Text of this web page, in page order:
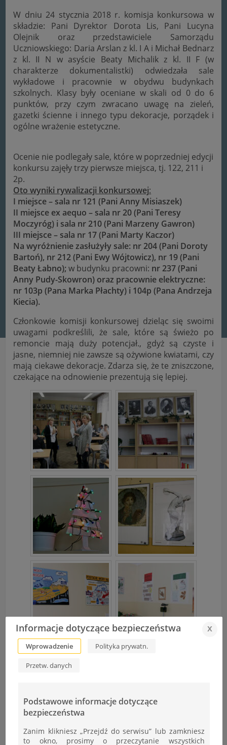
W dniu 24 stycznia 2018 r. komisja konkursowa w
składzie: Pani Dyrektor Dorota Lis, Pani Lucyna
Olejnik oraz przedstawiciele Samorządu
Uczniowskiego: Daria Arslan z kl. I A i Michał Bednarz
z kl. II N w asyście Beaty Michalik z kl. II F (w
charakterze dokumentalistki) odwiedzała sale
wykładowe i pracownie w obydwu budynkach
szkolnych. Klasy były oceniane w skali od 0 do 6
punktów, przy czym zwracano uwagę na zieleń,
gazetki ścienne i innego typu dekoracje, porządek i
ogólne wrażenie estetyczne.
Ocenie nie podlegały sale, które w poprzedniej edycji
konkursu zajęły trzy pierwsze miejsca, tj. 122, 211 i
2p.
Oto wyniki rywalizacji konkursowej:
I miejsce – sala nr 121 (Pani Anny Misiaszek)
II miejsce ex aequo – sala nr 20 (Pani Teresy
Moczyróg) i sala nr 210 (Pani Marzeny Gawron)
III miejsce – sala nr 17 (Pani Marty Kaczor)
Na wyróżnienie zasłużyły sale: nr 204 (Pani Doroty
Bartoń), nr 212 (Pani Ewy Wójtowicz), nr 19 (Pani
Beaty Łabno);w budynku pracowni: nr 237 (Pani
Anny Pudy-Skowron) oraz pracownie elektryczne:
nr 103p (Pana Marka Płachty) i 104p (Pana Andrzeja
Kiecia).
Członkowie komisji konkursowej dzieląc się swoimi
uwagami podkreślili, że sale, które są świeżo po
remoncie mają duży potencjał., gdyż są czyste i
jasne, niemniej nie zawsze są ożywione kwiatami, czy
mają ciekawe dekoracje. Zdarza się, że te zniszczone,
czekające na odnowienie prezentują się lepiej.
Informacje dotyczące bezpieczeństwa x
Wprowadzenie Polityka prywatn.
Przetw. danych
Podstawowe informacje dotyczące
bezpieczeństwa
Zanim klikniesz „Przejdź do serwisu” lub zamkniesz
to okno, prosimy o przeczytanie wszystkich